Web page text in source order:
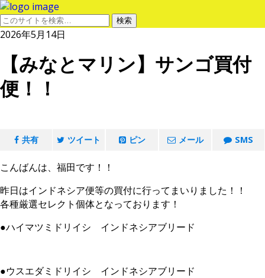
2026年5月14日
【みなとマリン】サンゴ買付
便！！
共有 ツイート ピン メール SMS
こんばんは、福田です！！
昨日はインドネシア便等の買付に行ってまいりました！！
各種厳選セレクト個体となっております！
●ハイマツミドリイシ インドネシアブリード
●ウスエダミドリイシ インドネシアブリード